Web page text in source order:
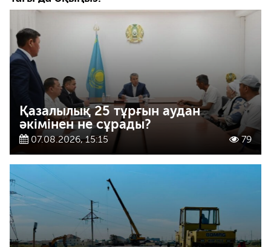
Қазалылық 25 тұрғын аудан
әкімінен не сұрады?
07.08.2026, 15:15 79